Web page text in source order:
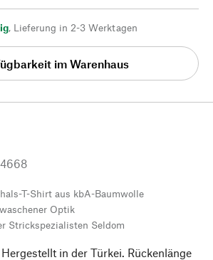
, Lieferung in 2-3 Werktagen
im Warenhaus
T-Shirt aus kbA-Baumwolle
Optik
Strickspezialisten Seldom
in der Türkei. Rückenlänge